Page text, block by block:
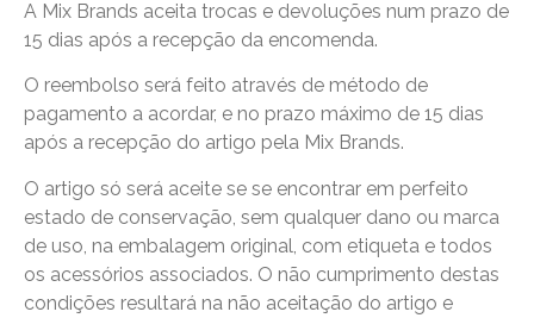
A Mix Brands aceita trocas e devoluções num prazo de
15 dias após a recepção da encomenda.
O reembolso será feito através de método de
pagamento a acordar, e no prazo máximo de 15 dias
após a recepção do artigo pela Mix Brands.
O artigo só será aceite se se encontrar em perfeito
estado de conservação, sem qualquer dano ou marca
de uso, na embalagem original, com etiqueta e todos
os acessórios associados. O não cumprimento destas
condições resultará na não aceitação do artigo e